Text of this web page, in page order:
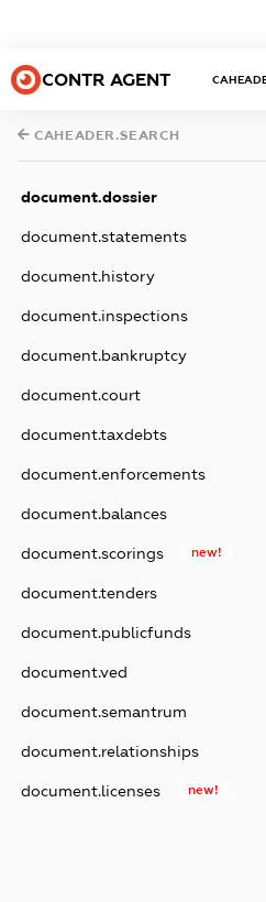
CONTR AGENT
CAHEADER.SEARCH
document.dossier
document.statements
document.history
document.inspections
document.bankruptcy
document.court
document.taxdebts
document.enforcements
document.balances
document.scorings new!
document.tenders
document.publicfunds
document.ved
document.semantrum
document.relationships
document.licenses new!